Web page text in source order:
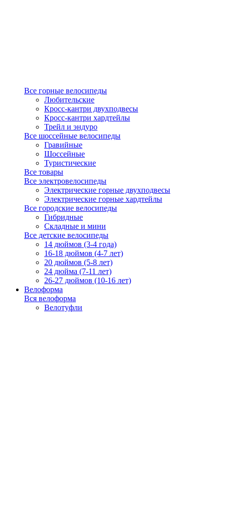
Все горные велосипеды
Любительские
Кросс-кантри двухподвесы
Кросс-кантри хардтейлы
Трейл и эндуро
Все шоссейные велосипеды
Гравийные
Шоссейные
Туристические
Все товары
Все электровелосипеды
Электрические горные двухподвесы
Электрические горные хардтейлы
Все городские велосипеды
Гибридные
Складные и мини
Все детские велосипеды
14 дюймов (3-4 года)
16-18 дюймов (4-7 лет)
20 дюймов (5-8 лет)
24 дюйма (7-11 лет)
26-27 дюймов (10-16 лет)
Велоформа
Вся велоформа
Велотуфли